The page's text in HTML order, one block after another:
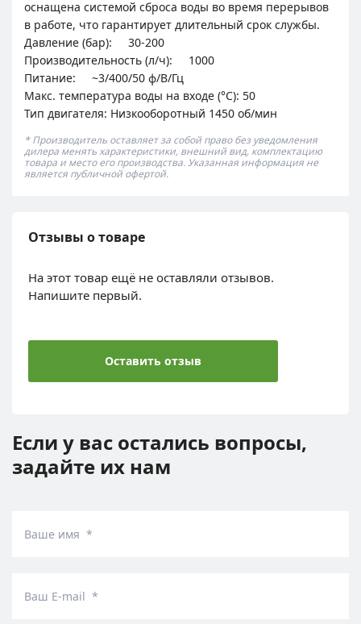
оснащена системой сброса воды во время перерывов
в работе, что гарантирует длительный срок службы.
Давление (бар): 30-200
Производительность (л/ч): 1000
Питание: ~3/400/50 ф/В/Гц
Макс. температура воды на входе (°C): 50
Тип двигателя: Низкооборотный 1450 об/мин
* Производитель оставляет за собой право без уведомления
дилера менять характеристики, внешний вид, комплектацию
товара и место его производства. Указанная информация не
является публичной офертой.
Отзывы о товаре
На этот товар ещё не оставляли отзывов.
Напишите первый.
Оставить отзыв
Если у вас остались вопросы,
задайте их нам
Ваше имя *
Ваш E-mail *